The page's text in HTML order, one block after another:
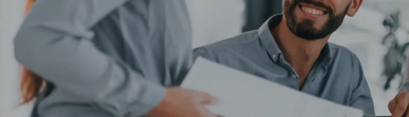
aceitáveis ​​para evitar perdas e roubos, bem como acesso, divulgação, cópia, uso ou modificação
Não compartilhamos informações de identificação pessoal publicamente ou com terceiros, exceto
O nosso site pode ter links para sites externos que não são operados por nós. Esteja ciente de
aceitar responsabilidade por suas respectivas
políticas de privacidade.
Você é livre para recusar a nossa solicitação de informações pessoais, entendendo que talvez não